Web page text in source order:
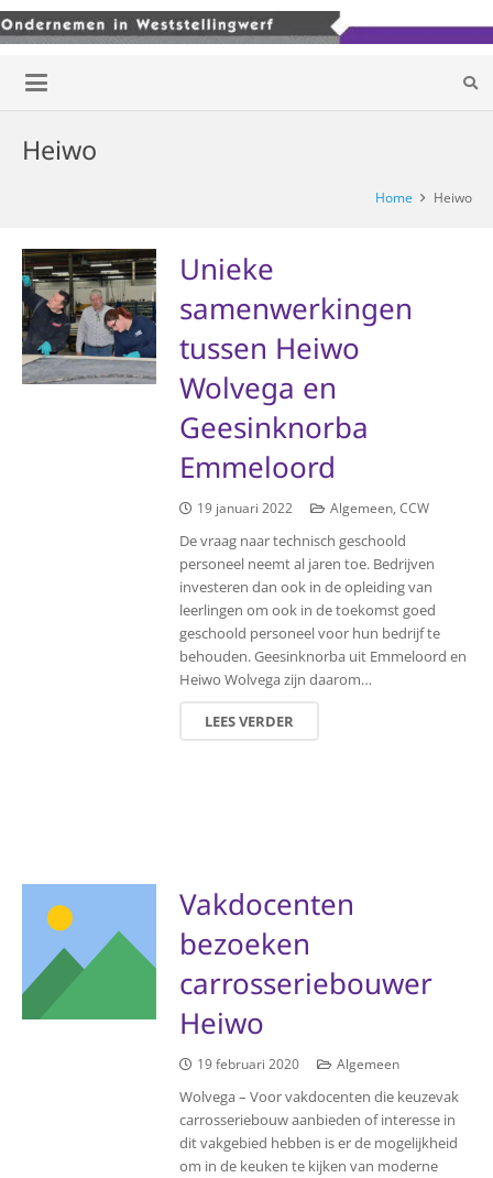
Heiwo
Home Heiwo
Unieke
samenwerkingen
tussen Heiwo
Wolvega en
Geesinknorba
Emmeloord
19 januari 2022 Algemeen, CCW
De vraag naar technisch geschoold
personeel neemt al jaren toe. Bedrijven
investeren dan ook in de opleiding van
leerlingen om ook in de toekomst goed
geschoold personeel voor hun bedrijf te
behouden. Geesinknorba uit Emmeloord en
Heiwo Wolvega zijn daarom…
LEES VERDER
Vakdocenten
bezoeken
carrosseriebouwer
Heiwo
19 februari 2020 Algemeen
Wolvega – Voor vakdocenten die keuzevak
carrosseriebouw aanbieden of interesse in
dit vakgebied hebben is er de mogelijkheid
om in de keuken te kijken van moderne